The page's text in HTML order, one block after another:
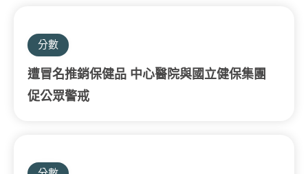
分數
遭冒名推銷保健品 中心醫院與國立健保集團
促公眾警戒